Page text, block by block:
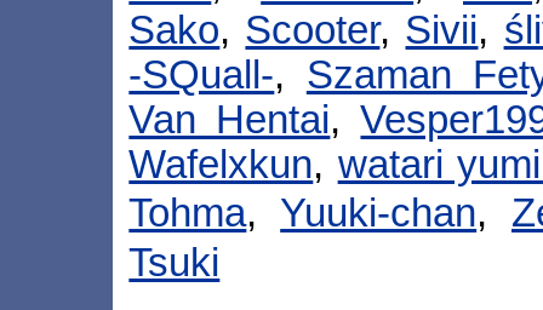
Sako, Scooter, Sivii,
-SQuall-, Szaman
Van Hentai,
Wafelxkun, watari
Tohma, Yuuki-chan,
Tsuki